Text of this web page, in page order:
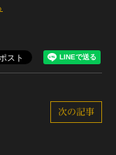
次の記事